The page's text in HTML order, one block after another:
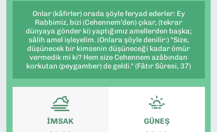
Onlar (kâfirler) orada şöyle feryad ederler: Ey
Rabbimiz, bizi (Cehennem'den) çıkar, (tekrar
dünyaya gönder ki) yaptığımız amellerden başka;
sâlih amel işleyelim. (Onlara şöyle denilir:) "Size,
düşünecek bir kimsenin düşüneceği kadar ömür
vermedik mi ki? Hem size Cehennem azâbından
korkutan (peygamber) de geldi." (Fâtır Sûresi, 37)
İMSAK GÜNEŞ